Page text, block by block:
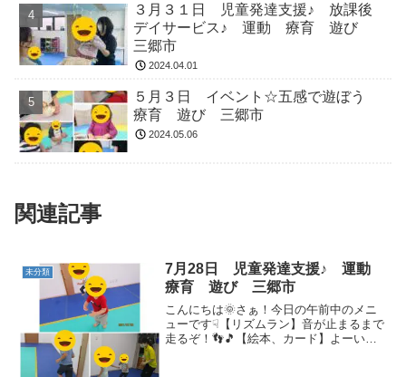
３月３１日 児童発達支援♪ 放課後
デイサービス♪ 運動 療育 遊び
三郷市
2024.04.01
５月３日 イベント☆五感で遊ぼう
療育 遊び 三郷市
2024.05.06
関連記事
未分類
7月28日 児童発達支援♪ 運動
療育 遊び 三郷市
こんにちは🌞さぁ！今日の午前中のメニ
ューです☟【リズムラン】音が止まるまで
走るぞ！👣🎵【絵本、カード】よーいド